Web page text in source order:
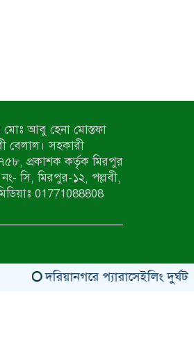
মোঃ আবু হেনা মোস্তফা
বেলাল। সহকারী
প্রকাশক কর্তৃক মিরপুর
নং- সি, মিরপুর-১২, পল্লবী,
01771088808
দরিয়ানগরে প্যারাসেইলিং